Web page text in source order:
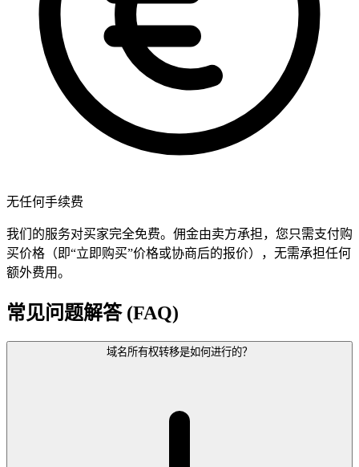
无任何手续费
我们的服务对买家完全免费。佣金由卖方承担，您只需支付购
买价格（即“立即购买”价格或协商后的报价），无需承担任何
额外费用。
常见问题解答 (FAQ)
域名所有权转移是如何进行的？